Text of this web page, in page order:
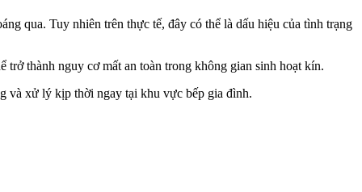
qua. Tuy nhiên trên thực tế, đây có thể là dấu hiệu của tình trạng
thành nguy cơ mất an toàn trong không gian sinh hoạt kín.
và xử lý kịp thời ngay tại khu vực bếp gia đình.